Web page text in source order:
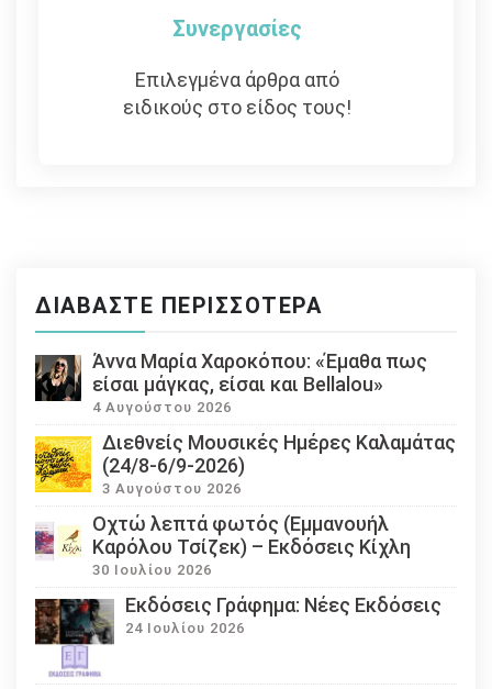
Συνεργασίες
Επιλεγμένα άρθρα από
ειδικούς στο είδος τους!
ΔΙΑΒΆΣΤΕ ΠΕΡΙΣΣΌΤΕΡΑ
Άννα Μαρία Χαροκόπου: «Έμαθα πως
είσαι μάγκας, είσαι και Bellalou»
4 Αυγούστου 2026
Διεθνείς Μουσικές Ημέρες Καλαμάτας
(24/8-6/9-2026)
3 Αυγούστου 2026
Οχτώ λεπτά φωτός (Εμμανουήλ
Καρόλου Τσίζεκ) – Εκδόσεις Κίχλη
30 Ιουλίου 2026
Εκδόσεις Γράφημα: Νέες Εκδόσεις
24 Ιουλίου 2026